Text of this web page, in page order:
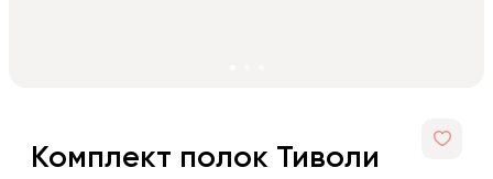
Комплект полок Тиволи